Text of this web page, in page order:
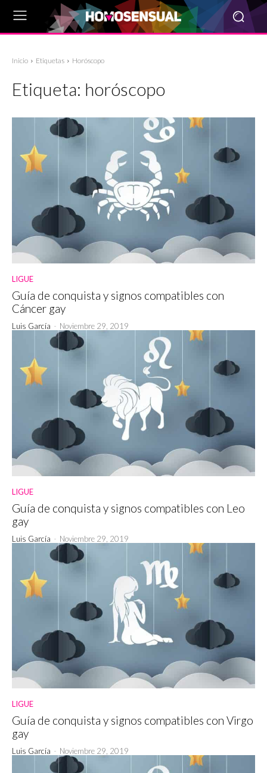
Inicio Etiquetas Horóscopo
Etiqueta: horóscopo
LIGUE
Guía de conquista y signos compatibles con
Cáncer gay
Luis García - Noviembre 29, 2019
LIGUE
Guía de conquista y signos compatibles con Leo
gay
Luis García - Noviembre 29, 2019
LIGUE
Guía de conquista y signos compatibles con Virgo
gay
Luis García - Noviembre 29, 2019